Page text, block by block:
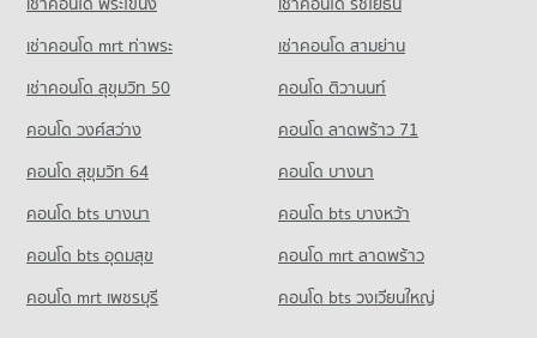
ขายคอนโด รร.ไทยคริสเตียน
มีคอนโดขาย 21,507 ประกาศ
คอนโด ซอยอ่อนนุช (สุขุมวิท 77)
199 โครงการ
คอนโดให้เช่า ซอยอ่อนนุช (สุขุมวิท 77)
มีคอนโดให้เช่า 5,471 ประกาศ
ขายคอนโด ซอยอ่อนนุช (สุขุมวิท 77)
คอนโด สุขุมวิท 81
คอนโดให้เช่า สุขุมวิท 81
มีคอนโดให้เช่า 792 ประกาศ
เช่าคอนโด mrt ท่าพระ
เช่าคอนโด สามย่าน
เช่าคอนโด สุขุมวิท 50
คอนโด ติวานนท์
คอนโด วงศ์สว่าง
คอนโด ลาดพร้าว 71
คอนโด สุขุมวิท 64
คอนโด บางนา
คอนโด bts บางนา
คอนโด bts บางหว้า
คอนโด bts อุดมสุข
คอนโด mrt ลาดพร้าว
คอนโด mrt เพชรบุรี
คอนโด bts วงเวียนใหญ่